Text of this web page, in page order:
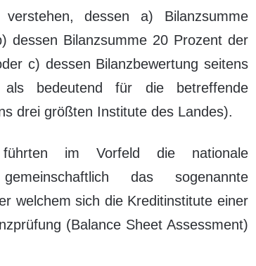
dessen a) Bilanzsumme
dessen Bilanzsumme 20 Prozent der
c) dessen Bilanzbewertung seitens
als bedeutend für die betreffende
drei größten Institute des Landes).
im Vorfeld die nationale
das sogenannte
welchem sich die Kreditinstitute einer
(Balance Sheet Assessment)